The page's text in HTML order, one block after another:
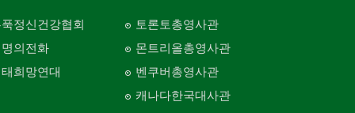
정신건강협회
의전화
희망연대
토론토총영사관
몬트리올총영사관
벤쿠버총영사관
캐나다한국대사관